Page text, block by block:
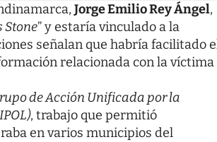
Jorge Emilio Rey Ángel,
Stone” y estaría vinculado a la
señalan que habría facilitado
relacionada con la víctima
de Acción Unificada por la
, trabajo que permitió
en varios municipios del